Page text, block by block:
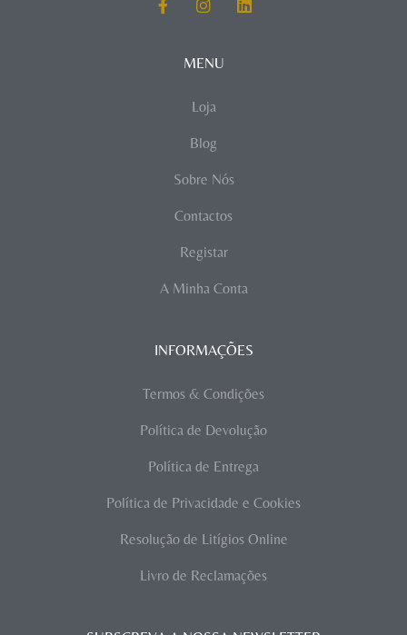
MENU
Loja
Blog
Sobre Nós
Contactos
Registar
A Minha Conta
INFORMAÇÕES
Termos & Condições
Política de Devolução
Política de Entrega
Política de Privacidade e Cookies
Resolução de Litígios Online
Livro de Reclamações